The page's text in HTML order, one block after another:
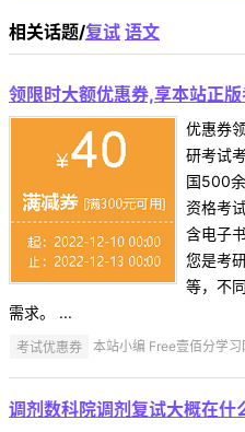
相关话题/复试 语文
领限时大额优惠券,享本站正
优惠券
研考试
国500
资格考
含电子
您是考
等，不
需求。 ...
考试优惠券 本站小编 Free壹佰分学
调剂数科院调剂复试大概在什